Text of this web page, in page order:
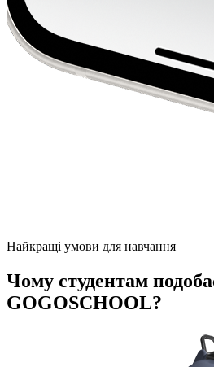
Найкращі умови для навчання
Чому студентам
GOGOSCHOOL?